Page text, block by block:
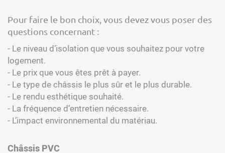
Pour faire le bon choix, vous devez vous poser des
questions concernant :
- Le niveau d’isolation que vous souhaitez pour votre
logement.
- Le prix que vous êtes prêt à payer.
- Le type de châssis le plus sûr et le plus durable.
- Le rendu esthétique souhaité.
- La fréquence d’entretien nécessaire.
- L’impact environnemental du matériau.
Châssis PVC